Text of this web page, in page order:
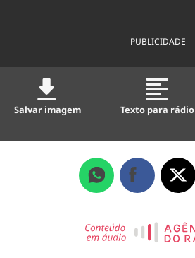
PUBLICIDADE
Salvar imagem Texto para rádio